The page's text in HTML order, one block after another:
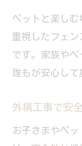
ペットと楽しむ
重視したフェン
です。家族やペ
誰もが安心して
外構工事で安
お子さまやペ